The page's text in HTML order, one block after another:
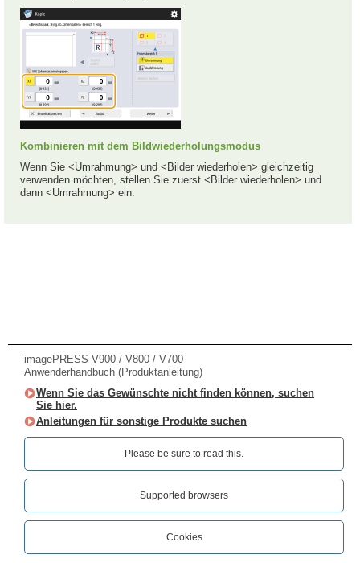
Kombinieren mit dem Bildwiederholungsmodus
Wenn Sie <Umrahmung> und <Bilder wiederholen> gleichzeitig
verwenden möchten, stellen Sie zuerst <Bilder wiederholen> und
dann <Umrahmung> ein.
imagePRESS V900 / V800 / V700
Anwenderhandbuch (Produktanleitung)
Wenn Sie das Gewünschte nicht finden können, suchen
Sie hier.
Anleitungen für sonstige Produkte suchen
Please be sure to read this.‎
Supported browsers
Cookies